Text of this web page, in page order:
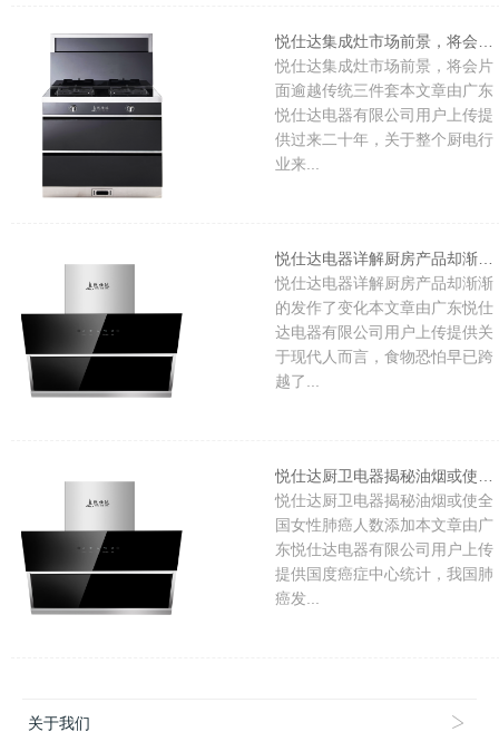
悦仕达集成灶市场前景，将会片
面逾越传统三件套本文章由广东
悦仕达电器有限公司用户上传提
供过来二十年，关于整个厨电行
业来...
悦仕达电器详解厨房产品却渐渐
的发作了变化本文章由广东悦仕
达电器有限公司用户上传提供关
于现代人而言，食物恐怕早已跨
越了...
悦仕达厨卫电器揭秘油烟或使全
国女性肺癌人数添加本文章由广
东悦仕达电器有限公司用户上传
提供国度癌症中心统计，我国肺
癌发...
关于我们